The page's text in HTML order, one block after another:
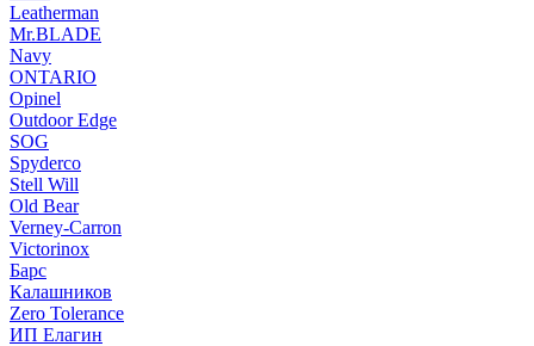
Leatherman
Mr.BLADE
Navy
ONTARIO
Opinel
Outdoor Edge
SOG
Spyderco
Stell Will
Old Bear
Verney-Carron
Victorinox
Барс
Калашников
Zero Tolerance
ИП Елагин